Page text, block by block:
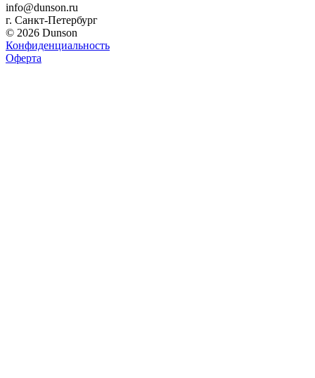
info@dunson.ru
г. Санкт-Петербург
© 2026 Dunson
Конфиденциальность
Оферта